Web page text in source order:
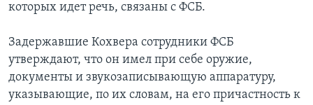
которых идет речь, связаны с ФСБ.
Задержавшие Кохвера сотрудники ФСБ
утверждают, что он имел при себе оружие,
документы и звукозаписывающую аппаратуру,
указывающие, по их словам, на его причастность к